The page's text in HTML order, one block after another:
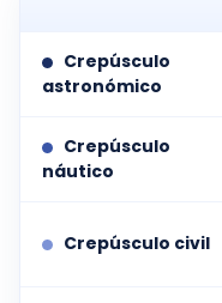
Crepúsculo
astronómico
Crepúsculo
náutico
Crepúsculo civil